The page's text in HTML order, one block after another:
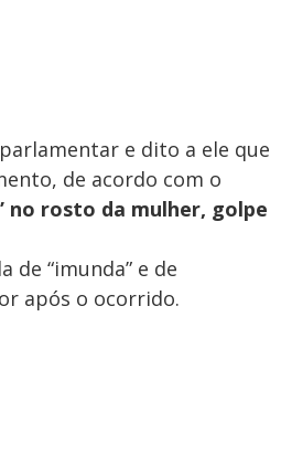
e dito a ele que
de acordo com o
rosto da mulher, golpe
“imunda” e de
após o ocorrido.